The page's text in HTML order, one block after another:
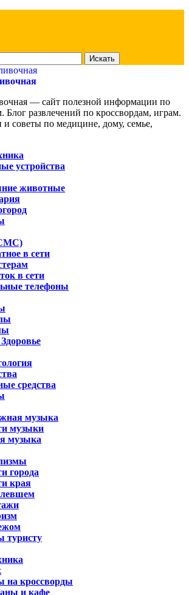
— сайт полезной информации по
Блог развлечений по кроссвордам, играм.
и советы по медицине, дому, семье,
устройства
животные
в сети
в сети
телефоны
средства
музыка
музыки
музыка
города
края
туристу
на кроссворды
и кафе